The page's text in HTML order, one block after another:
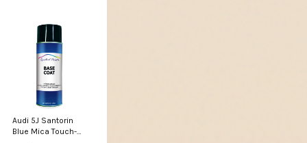
Audi 5J Santorin
Blue Mica Touch-